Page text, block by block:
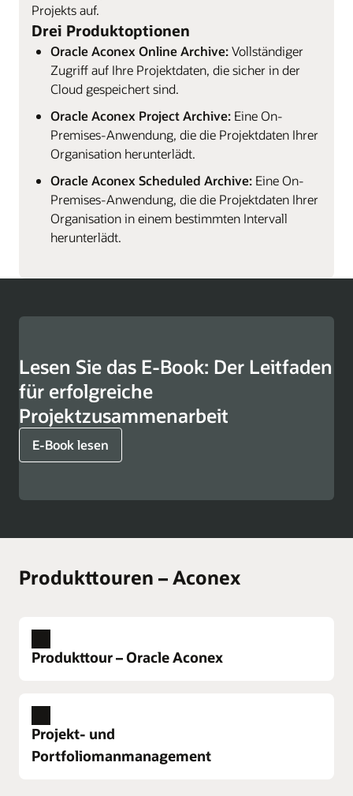
Projekts auf.
Drei Produktoptionen
Oracle Aconex Online Archive:Vollständiger
Zugriff auf Ihre Projektdaten, die sicher in der
Cloud gespeichert sind.
Oracle Aconex Project Archive: Eine On-
Premises-Anwendung, die die Projektdaten Ihrer
Organisation herunterlädt.
Oracle Aconex Scheduled Archive: Eine On-
Premises-Anwendung, die die Projektdaten Ihrer
Organisation in einem bestimmten Intervall
herunterlädt.
Lesen Sie das E-Book: Der Leitfaden
für erfolgreiche
Projektzusammenarbeit
E-Book lesen
Produkttouren – Aconex
Produkttour – Oracle Aconex
Projekt- und
Portfoliomanmanagement